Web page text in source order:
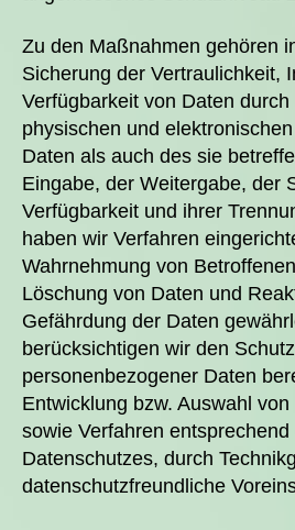
Zu den Maßnahmen gehören
Sicherung der Vertraulichkeit,
Verfügbarkeit von Daten
physischen und
Daten als auch des sie
Eingabe, der Weitergabe, der
Verfügbarkeit und ihrer
haben wir Verfahren
Wahrnehmung von
Löschung von Daten und
Gefährdung der Daten
berücksichtigen wir den Schutz
personenbezogener Daten
Entwicklung bzw. Auswahl
sowie Verfahren
Datenschutzes, durch
datenschutzfreundliche